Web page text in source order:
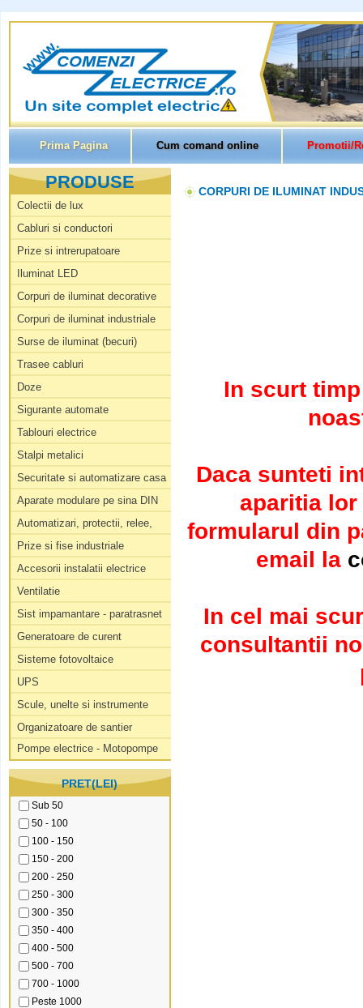
Prima Pagina Cum comand online Promotii/
PRODUSE
Colectii de lux
Cabluri si conductori
Prize si intrerupatoare
Iluminat LED
Corpuri de iluminat decorative
Corpuri de iluminat industriale
Surse de iluminat (becuri)
Trasee cabluri
Doze
Sigurante automate
Tablouri electrice
Stalpi metalici
Securitate si automatizare casa
Aparate modulare pe sina DIN
Automatizari, protectii, relee,
Prize si fise industriale
Accesorii instalatii electrice
Ventilatie
Sist impamantare - paratrasnet
Generatoare de curent
Sisteme fotovoltaice
UPS
Scule, unelte si instrumente
Organizatoare de santier
Pompe electrice - Motopompe
PRET(LEI)
Sub 50
50 - 100
100 - 150
150 - 200
200 - 250
250 - 300
300 - 350
350 - 400
400 - 500
500 - 700
700 - 1000
Peste 1000
CORPURI DE ILUMINAT
In scurt
Daca sunteti
aparitia lor
formularul din
email la
In cel mai
consultantii